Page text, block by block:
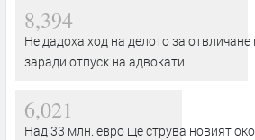
8,394
Не дадоха ход на делото за
заради отпуск на адвокати
6,021
Над 33 млн. евро ще струва новият